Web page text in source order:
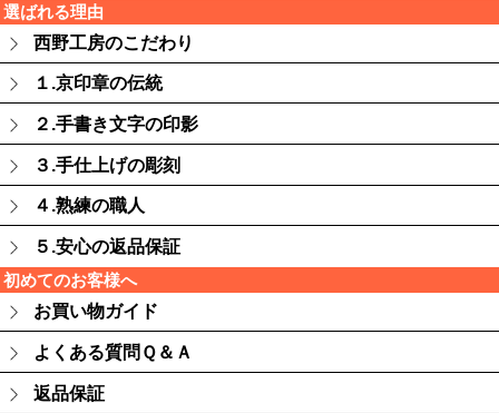
選ばれる理由
西野工房のこだわり
１.京印章の伝統
２.手書き文字の印影
３.手仕上げの彫刻
４.熟練の職人
５.安心の返品保証
初めてのお客様へ
お買い物ガイド
よくある質問Ｑ＆Ａ
返品保証